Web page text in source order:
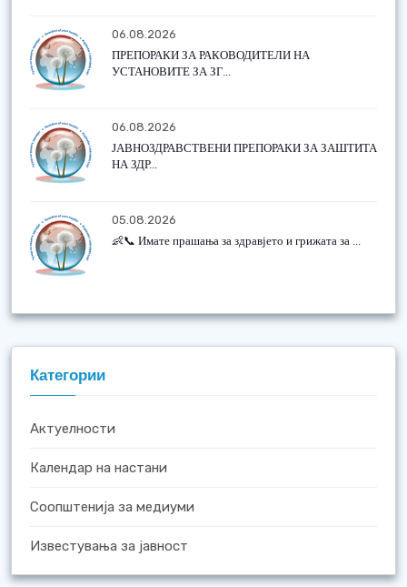
06.08.2026
ПРЕПОРАКИ ЗА РАКОВОДИТЕЛИ НА
УСТАНОВИТЕ ЗА ЗГ...
06.08.2026
ЈАВНОЗДРАВСТВЕНИ ПРЕПОРАКИ ЗА ЗАШТИТА
НА ЗДР...
05.08.2026
👶📞 Имате прашања за здравјето и грижата за ...
Категории
Актуелности
Календар на настани
Соопштенија за медиуми
Известувања за јавност